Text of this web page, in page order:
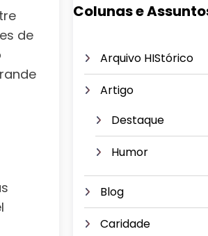
de
Colunas e
Arquivo HIStórico
Artigo
Destaque
Humor
Blog
Caridade